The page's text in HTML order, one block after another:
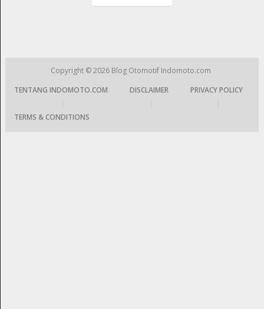
Copyright © 2026 Blog Otomotif Indomoto.com
TENTANG INDOMOTO.COM
DISCLAIMER
PRIVACY POLICY
TERMS & CONDITIONS